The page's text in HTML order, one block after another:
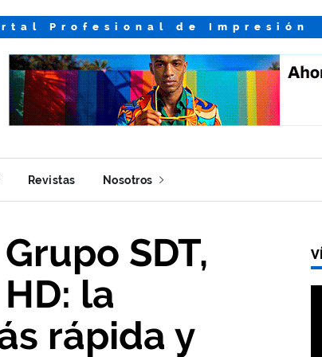
Profesional de Impresión
Revistas Nosotros
SDT,
la
rápida y